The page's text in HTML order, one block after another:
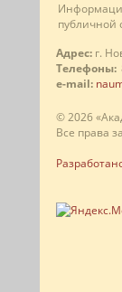
публичной
Адрес: г.
Телефоны:
e-mail:
© 2026
Все права